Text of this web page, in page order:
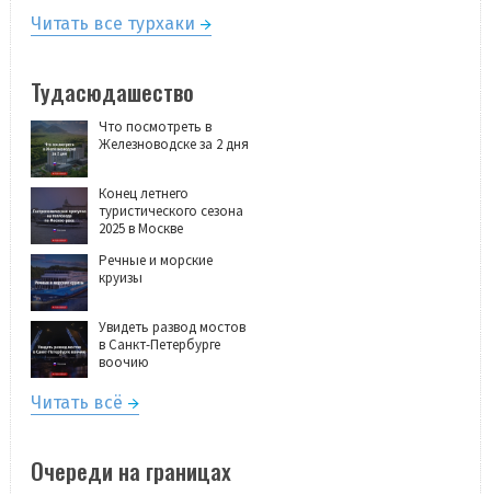
Читать все турхаки
Тудасюдашество
Что посмотреть в
Железноводске за 2 дня
Конец летнего
туристического сезона
2025 в Москве
Речные и морские
круизы
Увидеть развод мостов
в Санкт-Петербурге
воочию
Читать всё
Очереди на границах